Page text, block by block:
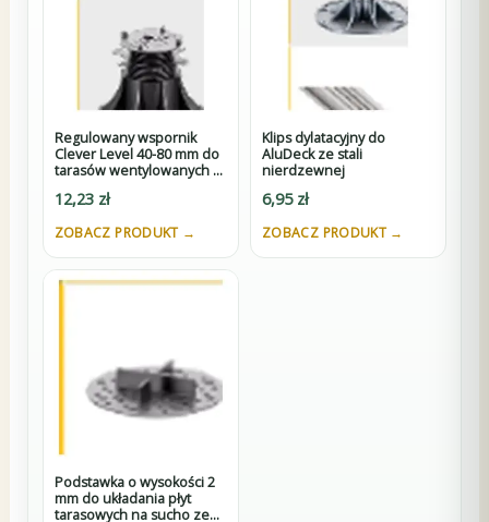
Regulowany wspornik
Clever Level 40-80 mm do
tarasów wentylowanych z
i adapterem pod legary
12,23 zł
ZOBACZ PRODUKT →
Klips dylatacyjny do
AluDeck ze stali
nierdzewnej
6,95 zł
ZOBACZ PRODUKT →
Podstawka o wysokości 2
mm do układania płyt
tarasowych na sucho ze